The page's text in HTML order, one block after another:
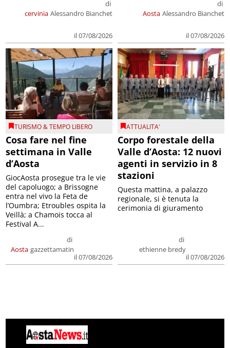
cervinia
di
Alessandro Bianchet
il 07/08/2026
Aosta
di
Alessandro Bianchet
il 07/08/2026
TURISMO & TEMPO LIBERO
Cosa fare nel fine
settimana in Valle
d’Aosta
Aosta
di
gazzettamatin
il 07/08/2026
GiocAosta prosegue tra le vie
del capoluogo; a Brissogne
entra nel vivo la Feta de
l’Oumbra; Etroubles ospita la
Veillà; a Chamois tocca al
Festival A...
ATTUALITA'
Corpo forestale della
Valle d’Aosta: 12 nuovi
agenti in servizio in 8
stazioni
di
ethienne bredy
il 07/08/2026
Questa mattina, a palazzo
regionale, si è tenuta la
cerimonia di giuramento